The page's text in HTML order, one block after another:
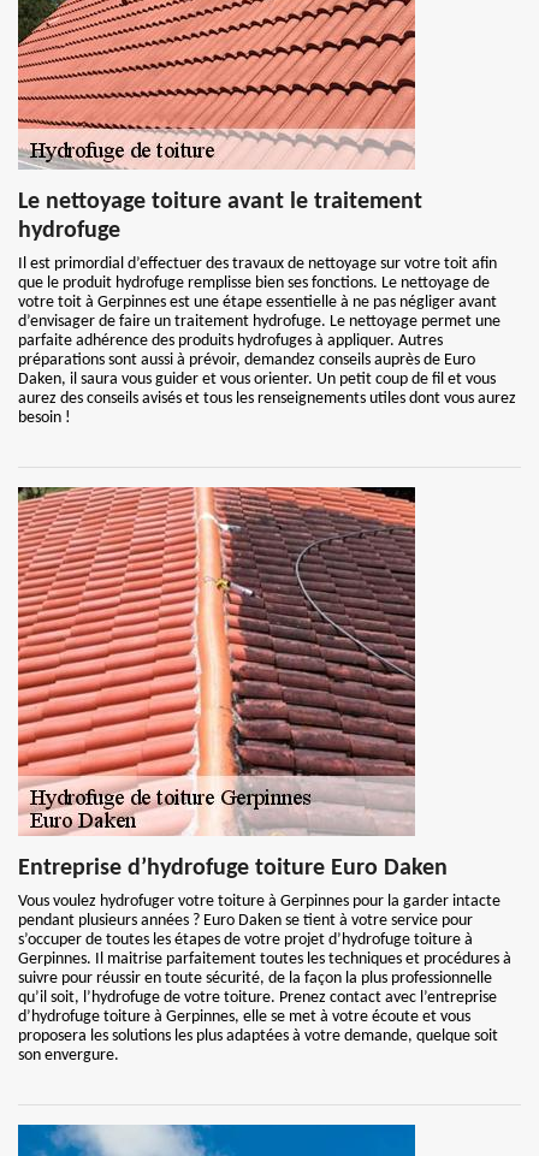
Le nettoyage toiture avant le traitement
hydrofuge
Il est primordial d’effectuer des travaux de nettoyage sur votre toit afin
que le produit hydrofuge remplisse bien ses fonctions. Le nettoyage de
votre toit à Gerpinnes est une étape essentielle à ne pas négliger avant
d’envisager de faire un traitement hydrofuge. Le nettoyage permet une
parfaite adhérence des produits hydrofuges à appliquer. Autres
préparations sont aussi à prévoir, demandez conseils auprès de Euro
Daken, il saura vous guider et vous orienter. Un petit coup de fil et vous
aurez des conseils avisés et tous les renseignements utiles dont vous aurez
besoin !
Entreprise d’hydrofuge toiture Euro Daken
Vous voulez hydrofuger votre toiture à Gerpinnes pour la garder intacte
pendant plusieurs années ? Euro Daken se tient à votre service pour
s’occuper de toutes les étapes de votre projet d’hydrofuge toiture à
Gerpinnes. Il maitrise parfaitement toutes les techniques et procédures à
suivre pour réussir en toute sécurité, de la façon la plus professionnelle
qu’il soit, l’hydrofuge de votre toiture. Prenez contact avec l’entreprise
d’hydrofuge toiture à Gerpinnes, elle se met à votre écoute et vous
proposera les solutions les plus adaptées à votre demande, quelque soit
son envergure.